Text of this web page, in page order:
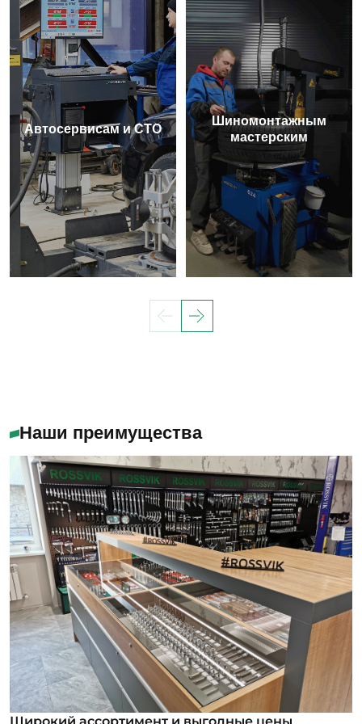
Автосервисам и СТО
Шиномонтажным
мастерским
Наши преимущества